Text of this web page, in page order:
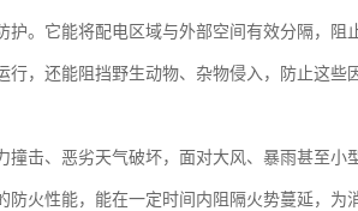
。它能将配电区域与外部空间有效分隔，阻
，还能阻挡野生动物、杂物侵入，防止这些
击、恶劣天气破坏，面对大风、暴雨甚至小
火性能，能在一定时间内阻隔火势蔓延，为